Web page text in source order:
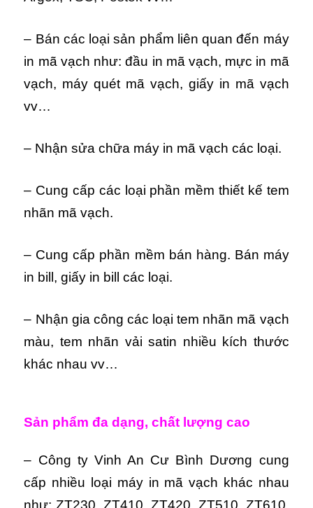
– Bán các loại sản phẩm liên quan đến máy
in mã vạch như: đầu in mã vạch, mực in mã
vạch, máy quét mã vạch, giấy in mã vạch
vv…
– Nhận sửa chữa máy in mã vạch các loại.
– Cung cấp các loại phần mềm thiết kế tem
nhãn mã vạch.
– Cung cấp phần mềm bán hàng. Bán máy
in bill, giấy in bill các loại.
– Nhận gia công các loại tem nhãn mã vạch
màu, tem nhãn vải satin nhiều kích thước
khác nhau vv…
Sản phẩm đa dạng, chất lượng cao
– Công ty Vinh An Cư Bình Dương cung
cấp nhiều loại máy in mã vạch khác nhau
như: ZT230, ZT410, ZT420, ZT510, ZT610,